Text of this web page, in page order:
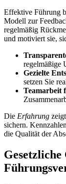
Effektive Führung
Modell zur
regelmäßig
und motiviert sie,
regelmäßige
Gezielte
setzen Sie
Teamarbeit
Die Erfahrung
sichern.
die Qualität der